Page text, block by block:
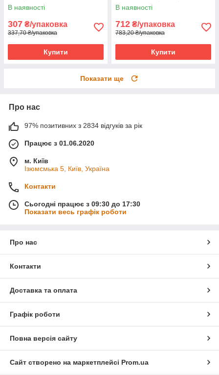
В наявності
307 ₴/упаковка
337,70 ₴/упаковка
Купити
В наявності
712 ₴/упаковка
783,20 ₴/упаковка
Купити
Показати ще
Про нас
97% позитивних з 2834 відгуків за рік
Працює з 01.06.2020
м. Київ
Ізюмсмька 5, Київ, Україна
Контакти
Сьогодні працює з 09:30 до 17:30
Показати весь графік роботи
Про нас
Контакти
Доставка та оплата
Графік роботи
Повна версія сайту
Сайт створено на маркетплейсі Prom.ua